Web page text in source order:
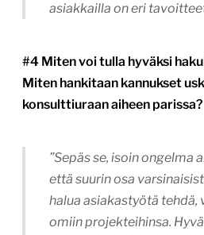
asiakkailla on eri
#4 Miten voi tulla hyväksi
Miten hankitaan kannukset
konsulttiuraan aiheen parissa?
”Sepäs se, isoin ongelma
että suurin osa
halua asiakastyötä tehdä,
omiin projekteihinsa.